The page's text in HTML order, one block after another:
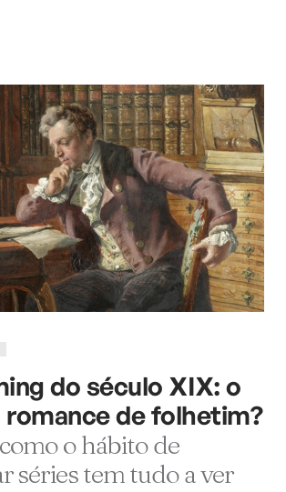
do século XIX: o
romance de folhetim?
o hábito de
séries tem tudo a ver